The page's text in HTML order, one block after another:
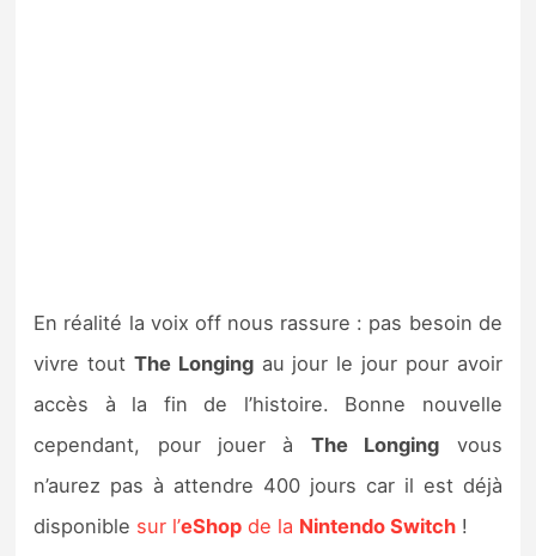
En réalité la voix off nous rassure : pas besoin de
vivre tout The Longingau jour le jour pour avoir
accès à la fin de l’histoire. Bonne nouvelle
cependant, pour jouer à The Longing vous
n’aurez pas à attendre 400 jours car il est déjà
disponible sur l’eShop de la Nintendo Switch !